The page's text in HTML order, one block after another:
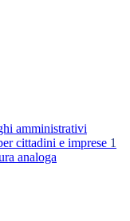
amministrativi
cittadini e imprese 1
analoga